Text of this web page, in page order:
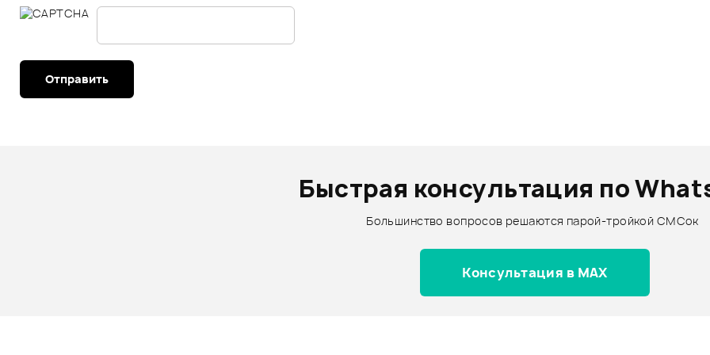
Отправить
Быстрая консультация по
Большинство вопросов решаются парой-тройкой СМСок
Консультация в MAX